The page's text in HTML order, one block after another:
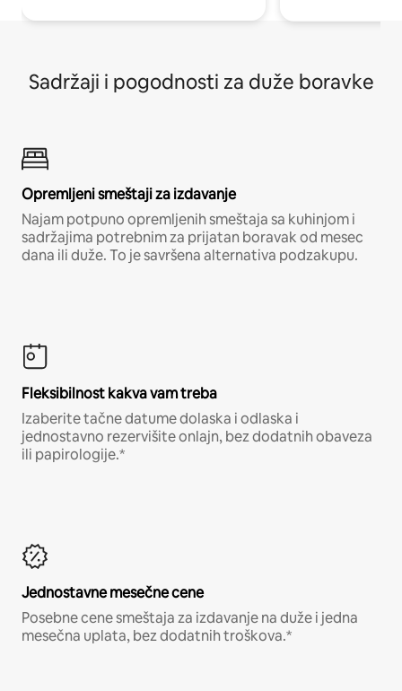
Sadržaji i pogodnosti za duže boravke
Opremljeni smeštaji za izdavanje
Najam potpuno opremljenih smeštaja sa kuhinjom i
sadržajima potrebnim za prijatan boravak od mesec
dana ili duže. To je savršena alternativa podzakupu.
Fleksibilnost kakva vam treba
Izaberite tačne datume dolaska i odlaska i
jednostavno rezervišite onlajn, bez dodatnih obaveza
ili papirologije.*
Jednostavne mesečne cene
Posebne cene smeštaja za izdavanje na duže i jedna
mesečna uplata, bez dodatnih troškova.*